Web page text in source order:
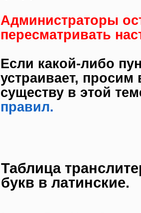
Администраторы
пересматривать
Если какой-либо
устраивает,
существу в этой
правил.
Таблица
букв в латинские.